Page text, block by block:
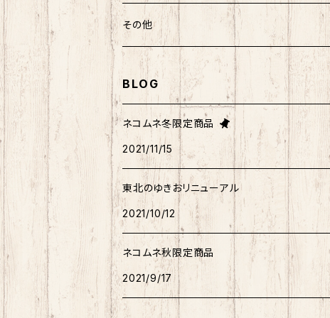
マイメロディ
けろっぴ
タキシードサム
こぎみゅん
ウィッシュミーメル
リトルツインスターズ
あひるのペックル
マッチョシリーズ
もちシリーズ
旅するマメしば
旅カワウソ・しばいぬ
むすび丸
秋田犬
ご当地ハムスター
楽天ゴールデンイーグルス×もちシリーズ
サンリオ×ご当地ベア
むすび丸
ホヤぼーや
キティ
ネコムネandシバ
ご当地ハムスター
わさお
むすび丸
ネコムネandシバ
わさお
むすび丸
ネコムネ
ゆきお
おそ松さん
サンリオキャラクター他
むすび丸
ミニオン
わさお
ネコムネandシバ
靴下
ルームシューズ
パーカー・トレーナー
マグネット
クリアファイル
ステッカー
ピンバッチ
御朱印帳
缶バッチ
福袋
その他
トートバック
その他雑貨
ホヤぼーや
ボクサーパンツ
マスク
アクリルスタンド
BLOG
ネコムネ冬限定商品
2021/11/15
東北のゆきおリニューアル
2021/10/12
ネコムネ秋限定商品
2021/9/17